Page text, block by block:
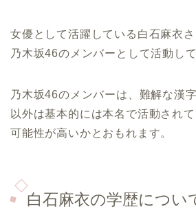
女優として活躍している白石麻衣
乃木坂46のメンバーとして活動して
乃木坂46のメンバーは、難解な漢
以外は基本的には本名で活動され
可能性が高いかとおもれます。
白石麻衣の学歴につい